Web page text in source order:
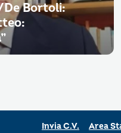
Bortoli:
Invia C.V. Area